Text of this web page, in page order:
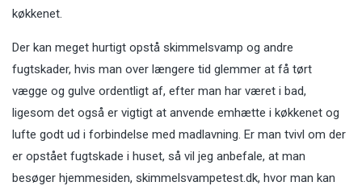
køkkenet.
Der kan meget hurtigt opstå skimmelsvamp og andre
fugtskader, hvis man over længere tid glemmer at få tørt
vægge og gulve ordentligt af, efter man har været i bad,
ligesom det også er vigtigt at anvende emhætte i køkkenet og
lufte godt ud i forbindelse med madlavning. Er man tvivl om der
er opstået fugtskade i huset, så vil jeg anbefale, at man
besøger hjemmesiden, skimmelsvampetest.dk, hvor man kan